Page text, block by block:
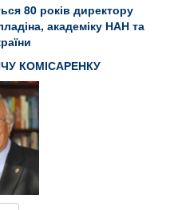
80 років директору
академіку НАН та
КОМІСАРЕНКУ